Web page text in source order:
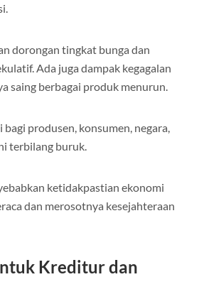
dorongan tingkat bunga dan
Ada juga dampak kegagalan
saing berbagai produk menurun.
produsen, konsumen, negara,
terbilang buruk.
ketidakpastian ekonomi
dan merosotnya kesejahteraan
Kreditur dan